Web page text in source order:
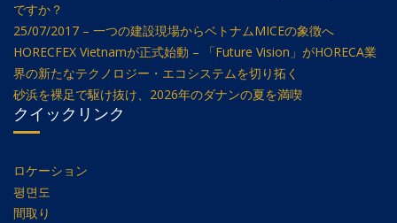
ですか？
25/07/2017 – 一つの建設現場からベトナムMICEの象徴へ
HORECFEX Vietnamが正式始動 – 「Future Vision」がHORECA業
界の新たなテクノロジー・エコシステムを切り拓く
砂浜を裸足で駆け抜け、2026年のダナンの夏を満喫
クイックリンク
ロケーション
평면도
間取り